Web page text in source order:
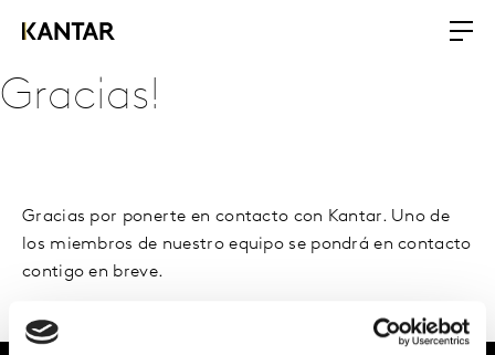
Gracias!
Gracias por ponerte en contacto con Kantar. Uno de
los miembros de nuestro equipo se pondrá en contacto
contigo en breve.